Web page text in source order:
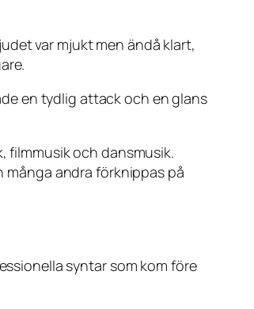
var mjukt men ändå klart,
en tydlig attack och en glans
filmmusik och dansmusik.
många andra förknippas på
syntar som kom före